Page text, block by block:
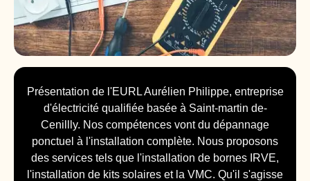
Présentation de l'EURL Aurélien Philippe, entreprise
d'électricité qualifiée basée à Saint-martin de-
Cenillly. Nos compétences vont du dépannage
ponctuel à l'installation complète. Nous proposons
des services tels que l'installation de bornes IRVE,
l'installation de kits solaires et la VMC. Qu'il s'agisse